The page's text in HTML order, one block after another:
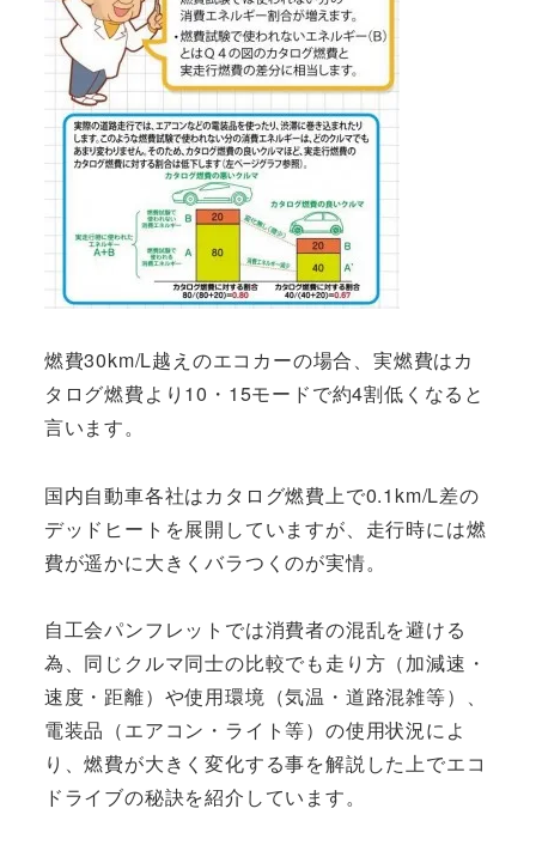
燃費30km/L越えのエコカーの場合、実燃費はカ
タログ燃費より10・15モードで約4割低くなると
言います。
国内自動車各社はカタログ燃費上で0.1km/L差の
デッドヒートを展開していますが、走行時には燃
費が遥かに大きくバラつくのが実情。
自工会パンフレットでは消費者の混乱を避ける
為、同じクルマ同士の比較でも走り方（加減速・
速度・距離）や使用環境（気温・道路混雑等）、
電装品（エアコン・ライト等）の使用状況によ
り、燃費が大きく変化する事を解説した上でエコ
ドライブの秘訣を紹介しています。